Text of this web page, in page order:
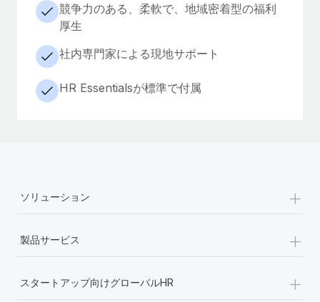
競争力のある、柔軟で、地域密着型の福利
厚生
社内専門家による現地サポート
HR Essentialsが標準で付属
ソリューション +
製品サービス +
スタートアップ向けグローバルHR +